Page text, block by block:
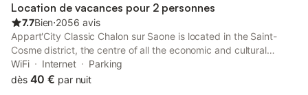
Location de vacances pour 2 personnes
7.7Bien⋅2056 avis
Appart'City Classic Chalon sur Saone is located in the Saint-
Cosme district, the centre of all the economic and cultural
activities of the city. It offers modern studios and apartments.
WiFi Internet
Parking
dès 40 € par nuit